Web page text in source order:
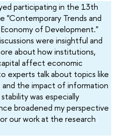
participating in the 13th
"Contemporary Trends and
of Development."
were insightful and
about how institutions,
affect economic
experts talk about topics like
the impact of information
was especially
broadened my perspective
our work at the research